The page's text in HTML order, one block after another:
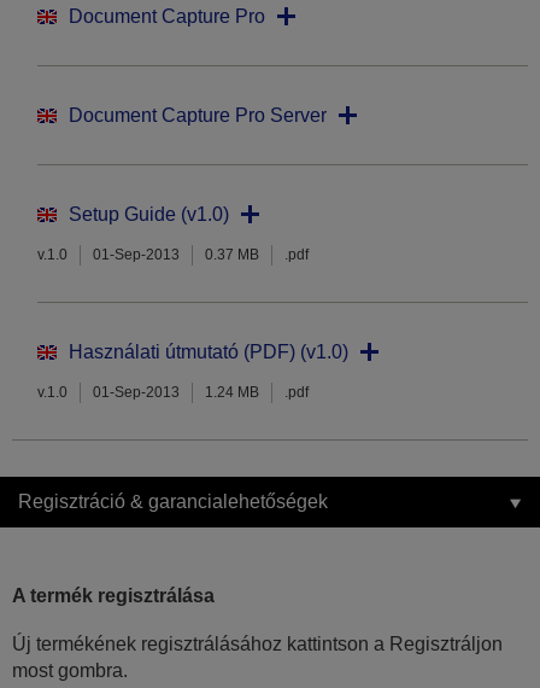
Document Capture Pro
Document Capture Pro Server
Setup Guide (v1.0)
v.1.0 01-Sep-2013 0.37 MB .pdf
Használati útmutató (PDF) (v1.0)
v.1.0 01-Sep-2013 1.24 MB .pdf
Regisztráció & garancialehetőségek
A termék regisztrálása
Új termékének regisztrálásához kattintson a Regisztráljon
most gombra.